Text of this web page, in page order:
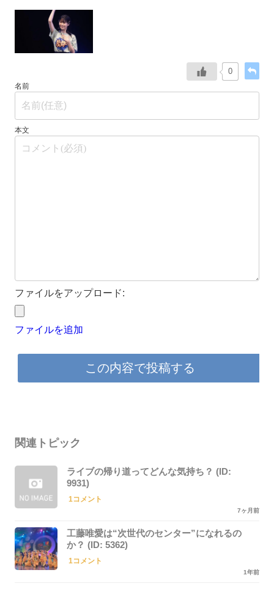
0
名前
本文
この内容で投稿する
関連トピック
ライブの帰り道ってどんな気持ち？ (ID:
9931)
1コメント
7ヶ月前
工藤唯愛は“次世代のセンター”になれるの
か？ (ID: 5362)
1コメント
1年前